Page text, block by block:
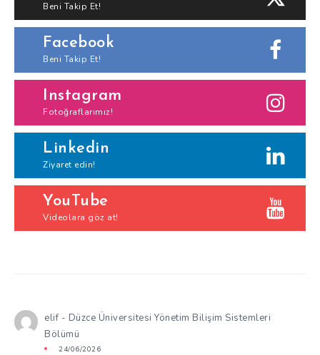
Beni Takip Et!
Facebook
Beni Takip Et!
Instagram
Fotoğraflarımız!
Linkedin
Ziyaret edin!
YouTube
Videolara göz at!
elif - Düzce Üniversitesi Yönetim Bilişim Sistemleri
Bölümü
24/06/2026